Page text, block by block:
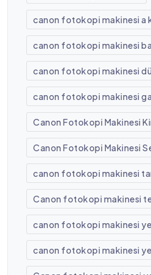
canon fotokopi makinesi a
canon fotokopi makinesi
canon fotokopi makinesi
canon fotokopi makinesi
Canon Fotokopi Makinesi
Canon Fotokopi Makinesi
canon fotokopi makinesi
Canon fotokopi makinesi
canon fotokopi makinesi
canon fotokopi makinesi